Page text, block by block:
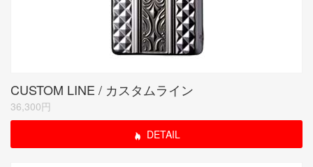
CUSTOM LINE / カスタムライン
36,300円
DETAIL